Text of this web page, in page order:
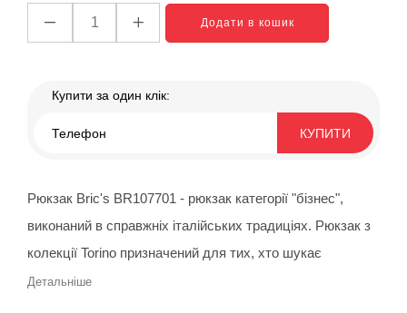
Додати в кошик
Купити за один клік:
КУПИТИ
Рюкзак Bric's BR107701 - рюкзак категорії "бізнес",
виконаний в справжніх італійських традиціях. Рюкзак з
колекції Torino призначений для тих, хто шукає
організацію та порядок своїх особистих речей,
Детальніше